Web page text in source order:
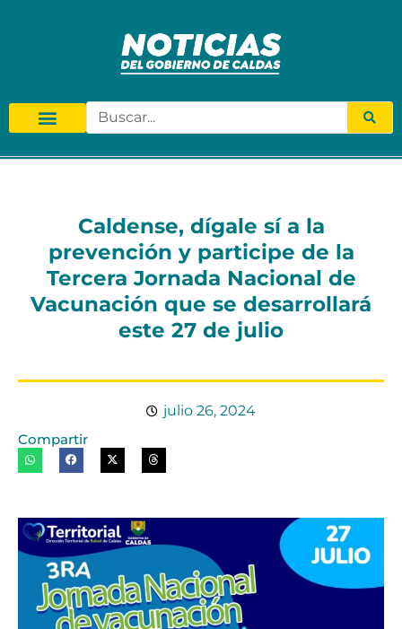
Caldense, dígale sí a la
prevención y participe de la
Tercera Jornada Nacional de
Vacunación que se desarrollará
este 27 de julio
julio 26, 2024
Compartir